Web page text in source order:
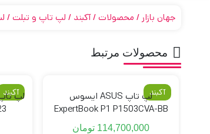
جهان بازار محصولات آکبند لپ تاپ و تبلت
محصولات مرتبط
آکبند
لپ تاپ ASUS ایسوس
ExpertBook P1 P1503CVA-BB
(2023)
114,700,000 تومان
آکبند